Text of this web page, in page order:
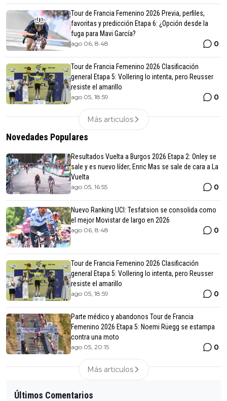
Tour de Francia Femenino 2026 Previa, perfiles,
favoritas y predicción Etapa 6: ¿Opción desde la
fuga para Mavi García?
ago 06, 8:48 0
Tour de Francia Femenino 2026 Clasificación
general Etapa 5: Vollering lo intenta, pero Reusser
resiste el amarillo
ago 05, 18:59 0
Más articulos
Novedades Populares
Resultados Vuelta a Burgos 2026 Etapa 2: Onley se
sale y es nuevo líder; Enric Mas se sale de cara a La
Vuelta
ago 05, 16:55 0
Nuevo Ranking UCI: Tesfatsion se consolida como
el mejor Movistar de largo en 2026
ago 06, 8:48 0
Tour de Francia Femenino 2026 Clasificación
general Etapa 5: Vollering lo intenta, pero Reusser
resiste el amarillo
ago 05, 18:59 0
Parte médico y abandonos Tour de Francia
Femenino 2026 Etapa 5: Noemi Rüegg se estampa
contra una moto
ago 05, 20:15 0
Más articulos
Últimos Comentarios